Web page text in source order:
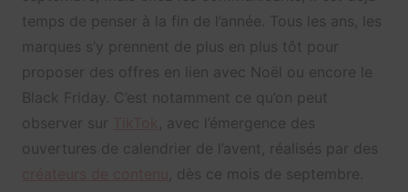
temps de penser à la fin de l’année. Tous les ans, les
marques s’y prennent de plus en plus tôt pour
proposer des offres en lien avec Noël ou encore le
Black Friday. C’est notamment ce qu’on peut
observer sur
, avec l’émergence des
ouvertures de calendrier de l’avent, réalisés par des
, dès ce mois de septembre.